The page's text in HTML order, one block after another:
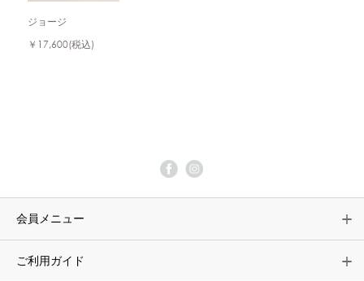
ジョージ
￥17,600(税込)
会員メニュー
ご利用ガイド